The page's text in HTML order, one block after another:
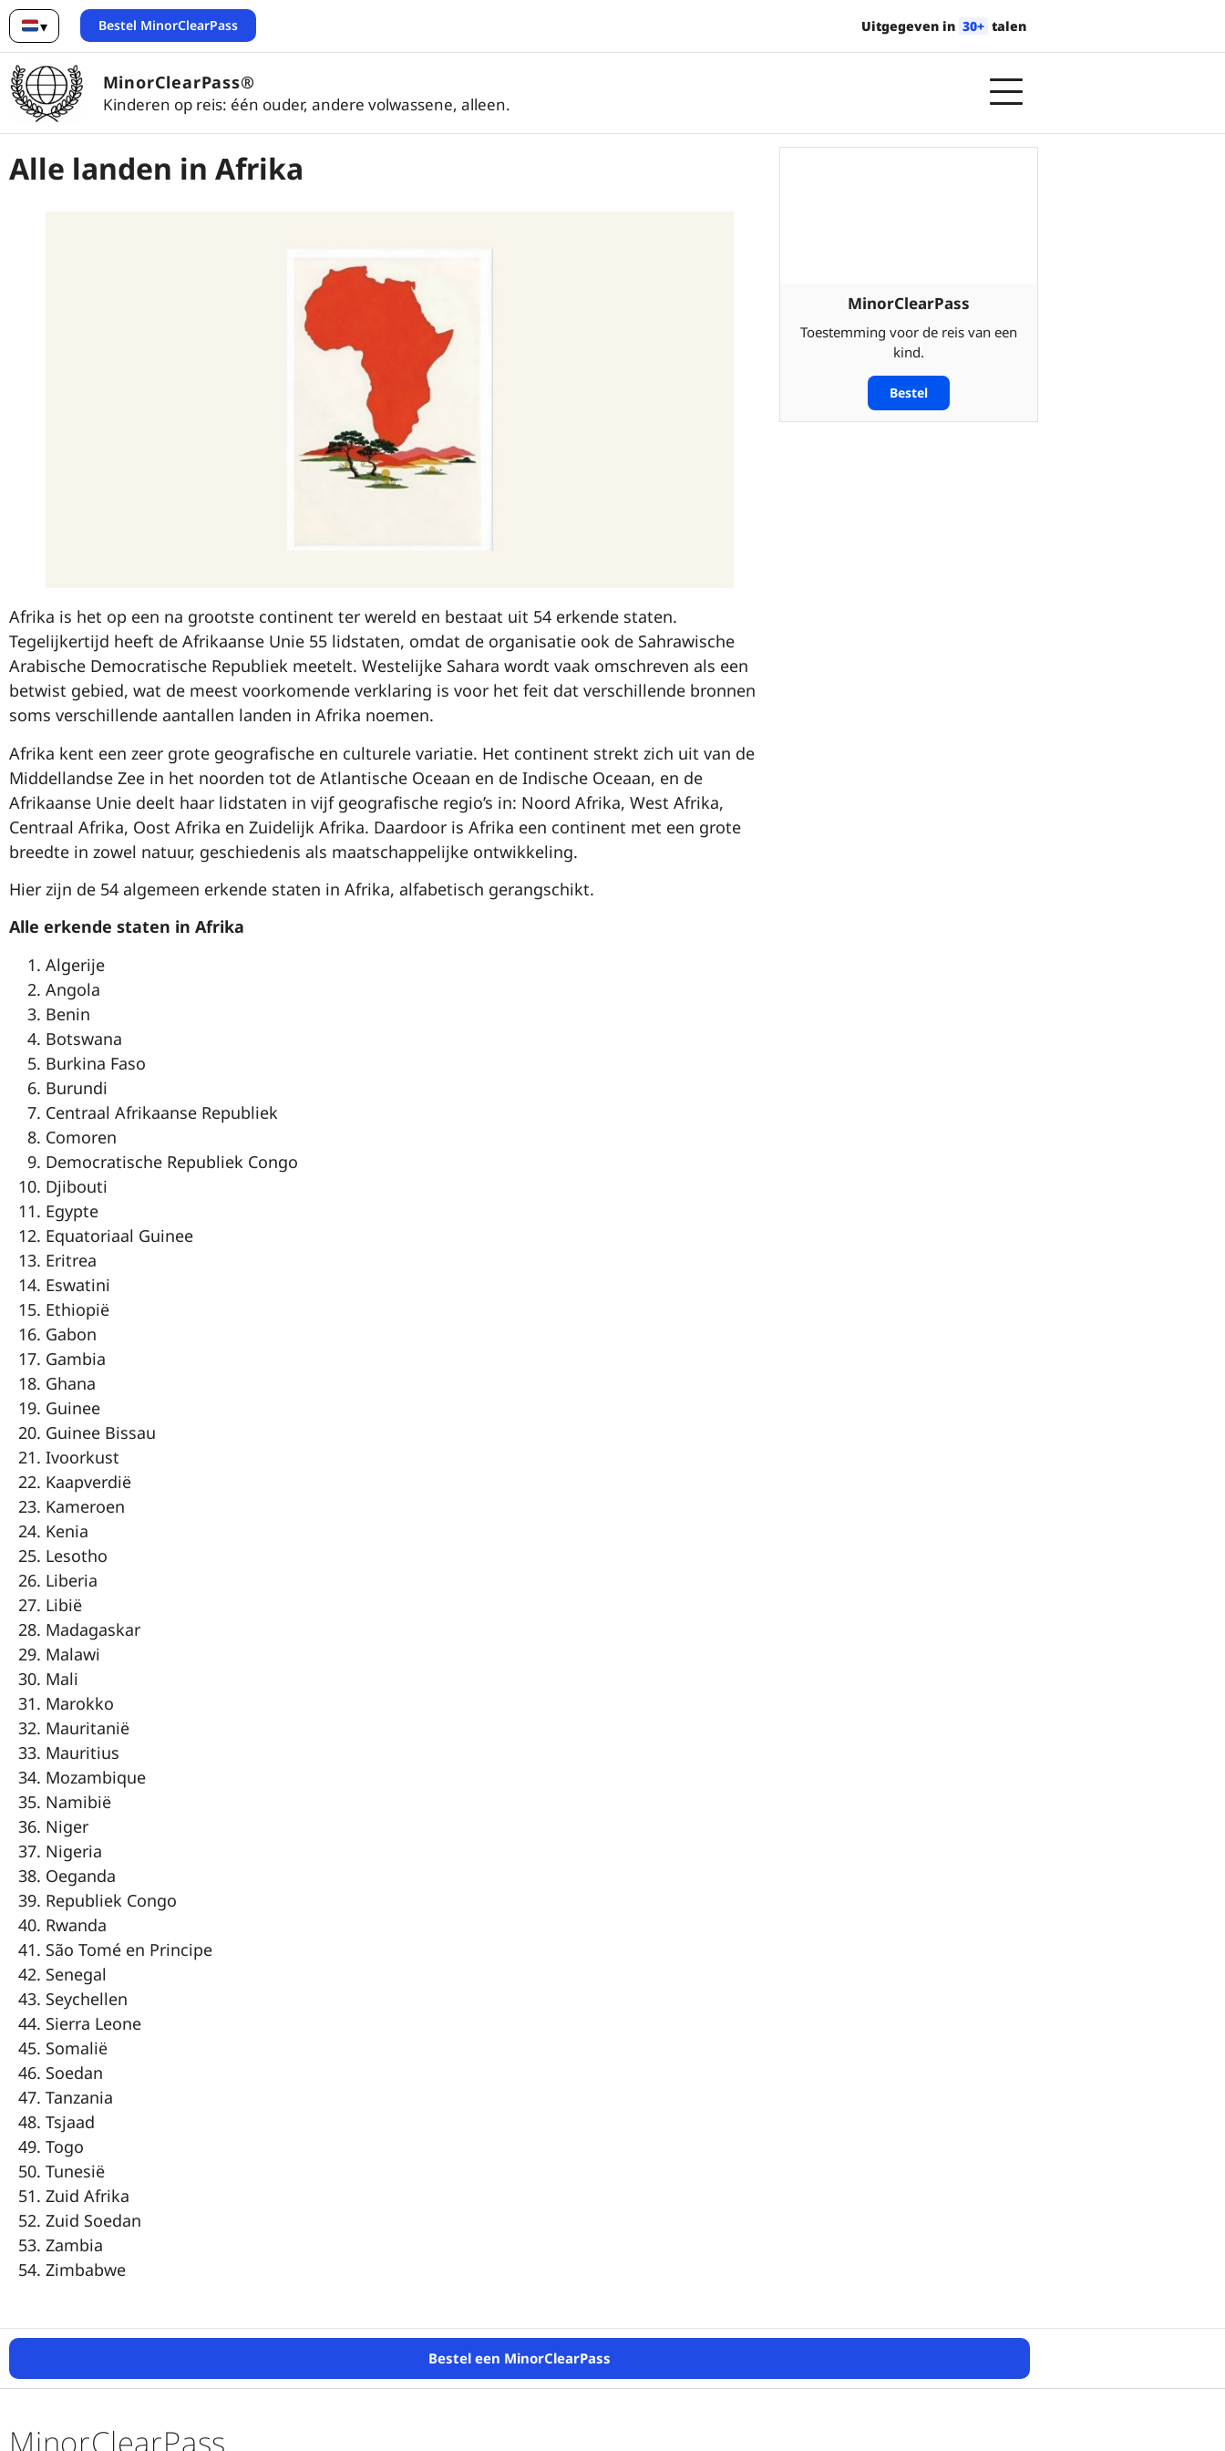
▾
Nederlands
Bestel MinorClearPass Uitgegeven in 30+ talen
MinorClearPass®
Kinderen op reis: één ouder, andere volwassene, alleen.
Alle landen in Afrika
Afrika is het op een na grootste continent ter wereld en bestaat uit 54 erkende staten.
Tegelijkertijd heeft de Afrikaanse Unie 55 lidstaten, omdat de organisatie ook de Sahrawische
Arabische Democratische Republiek meetelt. Westelijke Sahara wordt vaak omschreven als een
betwist gebied, wat de meest voorkomende verklaring is voor het feit dat verschillende bronnen
soms verschillende aantallen landen in Afrika noemen.
Afrika kent een zeer grote geografische en culturele variatie. Het continent strekt zich uit van de
Middellandse Zee in het noorden tot de Atlantische Oceaan en de Indische Oceaan, en de
Afrikaanse Unie deelt haar lidstaten in vijf geografische regio’s in: Noord Afrika, West Afrika,
Centraal Afrika, Oost Afrika en Zuidelijk Afrika. Daardoor is Afrika een continent met een grote
breedte in zowel natuur, geschiedenis als maatschappelijke ontwikkeling.
Hier zijn de 54 algemeen erkende staten in Afrika, alfabetisch gerangschikt.
Alle erkende staten in Afrika
Algerije
Angola
Benin
Botswana
Burkina Faso
Burundi
Centraal Afrikaanse Republiek
Comoren
Democratische Republiek Congo
Djibouti
Egypte
Equatoriaal Guinee
Eritrea
Eswatini
Ethiopië
Gabon
Gambia
Ghana
Guinee
Guinee Bissau
Ivoorkust
Kaapverdië
Kameroen
Kenia
Lesotho
Liberia
Libië
Madagaskar
Malawi
Mali
Marokko
Mauritanië
Mauritius
Mozambique
Namibië
Niger
Nigeria
Oeganda
Republiek Congo
Rwanda
São Tomé en Principe
Senegal
Seychellen
Sierra Leone
Somalië
Soedan
Tanzania
Tsjaad
Togo
Tunesië
Zuid Afrika
Zuid Soedan
Zambia
Zimbabwe
MinorClearPass
Toestemming voor de reis van een
kind.
Bestel
Bestel een MinorClearPass
MinorClearPass